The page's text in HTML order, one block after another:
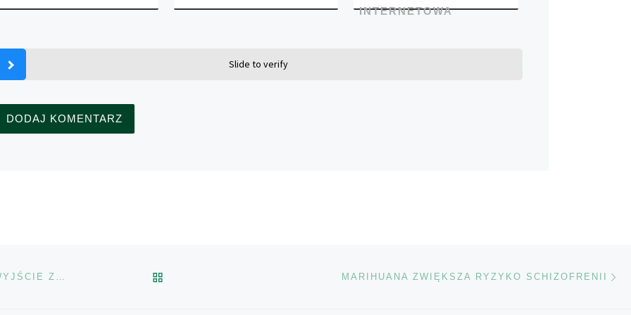
INTERNETOWA
Slide to verify
NOSTALGICZNE WSPOMNIENIA MOGĄ UTRUDNIAĆ WYJŚCIE Z NAŁOGU MARIHUANA ZWIĘKSZA RYZYKO SCHIZOFRENII